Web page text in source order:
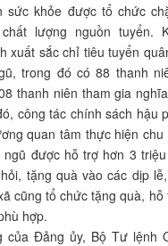
sức khỏe được tổ chức
lượng nguồn tuyển.
xuất sắc chỉ tiêu tuyển
trong đó có 88 thanh
thanh niên tham gia
công tác chính sách hậu
quan tâm thực hiện chu
được hỗ trợ hơn 3
tặng quà vào các dịp
cũng tổ chức tặng quà, hỗ
hợp.
của Đảng ủy, Bộ Tư lệnh